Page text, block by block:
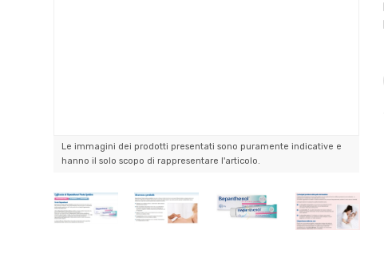
Le immagini dei prodotti presentati sono puramente indicative e
hanno il solo scopo di rappresentare l'articolo.